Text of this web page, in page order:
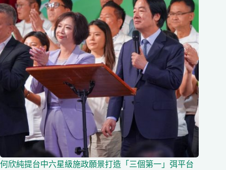
何欣純提台中六星級施政願景打造「三個第一」弭平台